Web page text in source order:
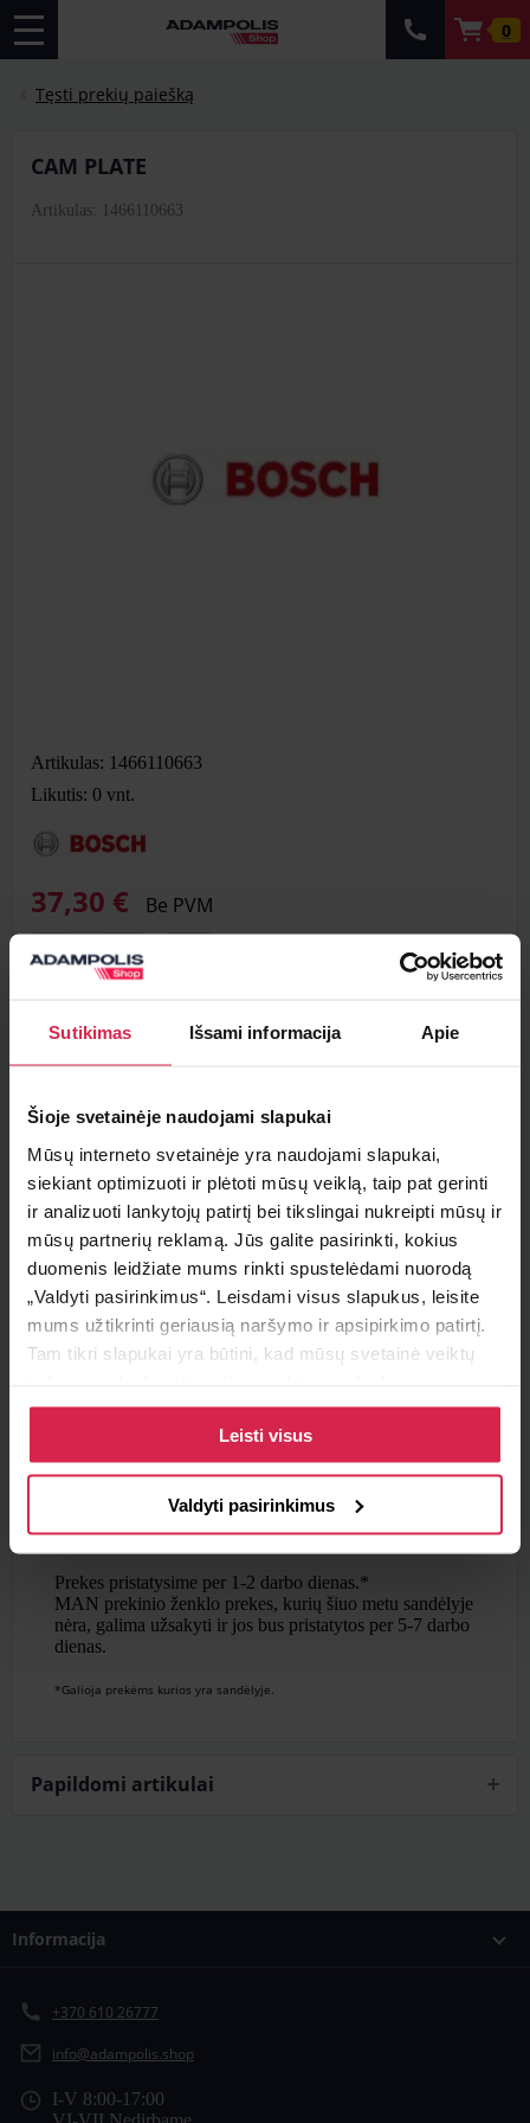
Sutikimas Išsami informacija Apie
Šioje svetainėje naudojami slapukai
Mūsų interneto svetainėje yra naudojami slapukai,
siekiant optimizuoti ir plėtoti mūsų veiklą, taip pat gerinti
ir analizuoti lankytojų patirtį bei tikslingai nukreipti mūsų ir
mūsų partnerių reklamą. Jūs galite pasirinkti, kokius
duomenis leidžiate mums rinkti spustelėdami nuorodą
„Valdyti pasirinkimus“. Leisdami visus slapukus, leisite
mums užtikrinti geriausią naršymo ir apsipirkimo patirtį.
Tam tikri slapukai yra būtini, kad mūsų svetainė veiktų
Daugiau informacijos apie slapukus ir kaip mes juos
naudojame galite rasti mūsų slapukų politikoje, taip pat
https://www.allaboutcookies.org/
Leisti visus
Valdyti pasirinkimus
0
Tęsti prekių paiešką
CAM PLATE
Artikulas: 1466110663
Artikulas: 1466110663
Likutis: 0 vnt.
37,30 € Be PVM
Į krepšelį
Pakuotės informacija 1 vnt.
Teirautis apie prekę
Radai pigiau ?
Pristatymo sąlygos
Atsiėmimas parduotuvėje
Paruoštus užsakymus galite atsiimti pasirinktame
Pristatymas pasirinktu adresu
pristatymas Lietuvoje užsakymams nuo
50€.
Prekes pristatysime per 1-2 darbo dienas.*
MAN prekinio ženklo prekes, kurių šiuo metu sandėlyje
nėra, galima užsakyti ir jos bus pristatytos per 5-7 darbo
dienas.
*Galioja prekėms kurios yra sandėlyje.
Papildomi artikulai
Informacija
+370 610 26777
info@adampolis.shop
I-V 8:00-17:00